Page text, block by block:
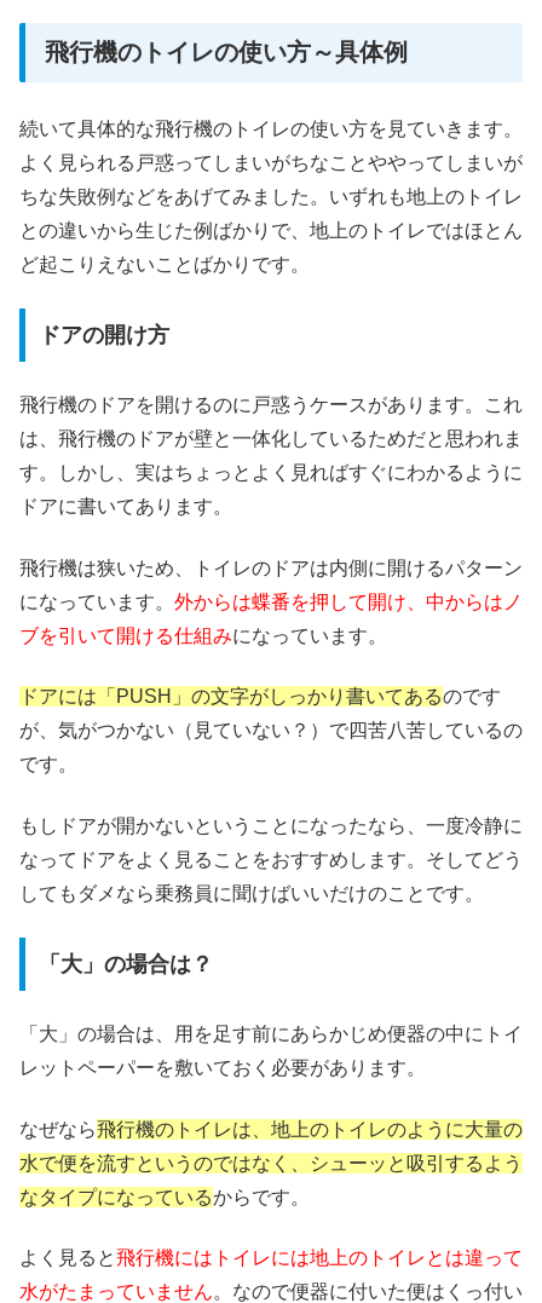
飛行機のトイレの使い方～具体例
続いて具体的な飛行機のトイレの使い方を見ていきます。
よく見られる戸惑ってしまいがちなことややってしまいが
ちな失敗例などをあげてみました。いずれも地上のトイレ
との違いから生じた例ばかりで、地上のトイレではほとん
ど起こりえないことばかりです。
ドアの開け方
飛行機のドアを開けるのに戸惑うケースがあります。これ
は、飛行機のドアが壁と一体化しているためだと思われま
す。しかし、実はちょっとよく見ればすぐにわかるように
ドアに書いてあります。
飛行機は狭いため、トイレのドアは内側に開けるパターン
になっています。 外からは蝶番を押して開け、中からはノ
ブを引いて開ける仕組みになっています。
ドアには「PUSH」の文字がしっかり書いてあるのです
が、気がつかない（見ていない？）で四苦八苦しているの
です。
もしドアが開かないということになったなら、一度冷静に
なってドアをよく見ることをおすすめします。そしてどう
してもダメなら乗務員に聞けばいいだけのことです。
「大」の場合は？
「大」の場合は、用を足す前にあらかじめ便器の中にトイ
レットペーパーを敷いておく必要があります。
なぜなら飛行機のトイレは、地上のトイレのように大量の
水で便を流すというのではなく、シューッと吸引するよう
なタイプになっているからです。
よく見ると飛行機にはトイレには地上のトイレとは違って
水がたまっていません。なので便器に付いた便はくっ付い